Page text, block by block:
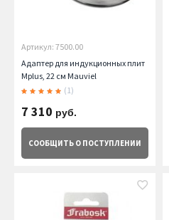
Артикул: 7500.00
Адаптер для индукционных плит
Mplus, 22 см Mauviel
(1)
7 310 руб.
СООБЩИТЬ О ПОСТУПЛЕНИИ